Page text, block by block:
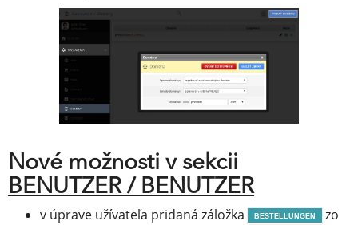
Nové možnosti v sekcii
BENUTZER / BENUTZER
v úprave užívateľa pridaná záložka BESTELLUNGEN
zo